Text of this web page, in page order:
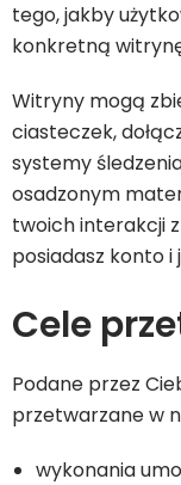
tego, jakby
konkretną
Witryny mogą
ciasteczek,
systemy
osadzonym
twoich interakcji
posiadasz konto
Cele
Podane przez
przetwarzane w
wykonania